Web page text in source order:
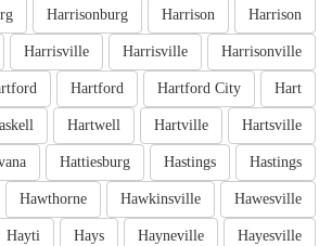
Harrison
Harrison
Harrisonburg
Harrisonville
Harrisville
Harrisville
Hart
Hartford City
Hartford
Hartsville
Hartville
Hartwell
Hastings
Hastings
Hattiesburg
Hawesville
Hawkinsville
Hawthorne
Hayesville
Hayneville
Hays
Hayti